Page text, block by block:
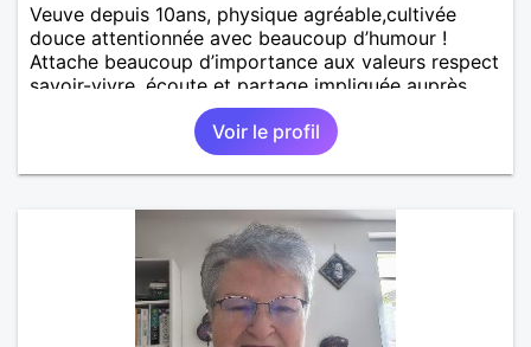
Veuve depuis 10ans, physique agréable,cultivée
douce attentionnée avec beaucoup d’humour !
Attache beaucoup d’importance aux valeurs respect
savoir-vivre, écoute et partage impliquée auprès
des personnes en difficulté ! Loisirs cinéma théâtre
concerts musique, expositions décoration adore
cuisiner recevoir! Être plutôt que paraître !!! pas
compliquée ! Recherche Monsieur ayant les mêmes
monsieur prenant soin de sa personne!
Voir le profil